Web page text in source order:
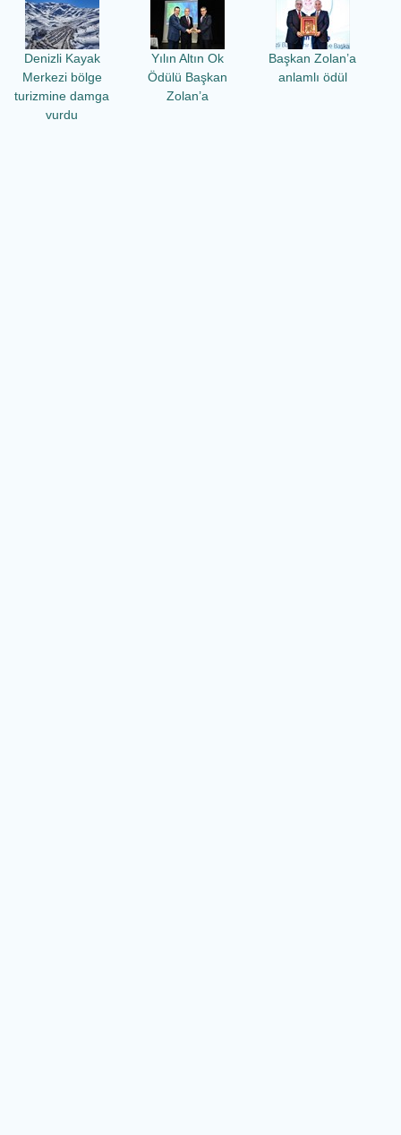
Denizli Kayak
Merkezi bölge
turizmine damga
vurdu
Yılın Altın Ok
Ödülü Başkan
Zolan’a
Başkan Zolan’a
anlamlı ödül